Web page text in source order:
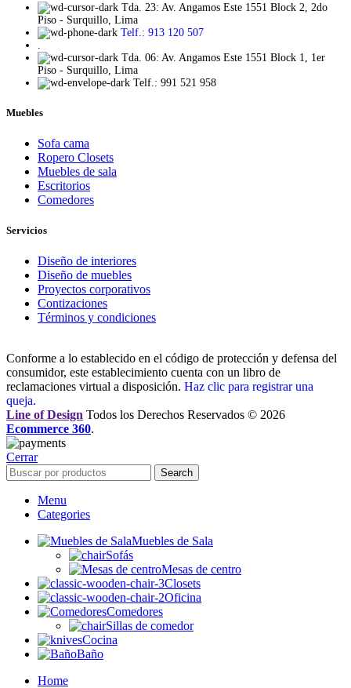
Tda. 23: Av. Angamos Este 1551 Block 2, 2do
Piso - Surquillo, Lima
Telf.: 913 120 507
Tda. 06: Av. Angamos Este 1551 Block 1, 1er
Piso - Surquillo, Lima
Telf.: 991 521 958
Muebles
Sofa cama
Ropero Closets
Muebles de sala
Escritorios
Comedores
Servicios
Diseño de interiores
Diseño de muebles
Proyectos corporativos
Contizaciones
Términos y condiciones
Conforme a lo establecido en el código de protección y defensa del
consumidor, este establecimiento cuenta con un libro de
reclamaciones virtual a disposición. Haz clic para registrar una
queja.
Line of Design Todos los Derechos Reservados © 2026
Ecommerce 360.
Cerrar
Search
Menu
Categories
Muebles de Sala
Sofás
Mesas de centro
Closets
Oficina
Comedores
Sillas de comedor
Cocina
Baño
Home